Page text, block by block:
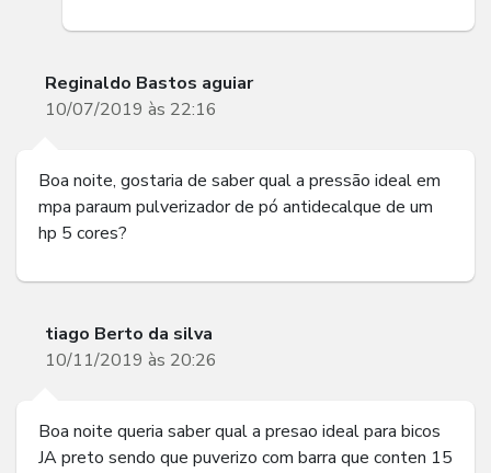
Reginaldo Bastos aguiar
10/07/2019 às 22:16
Boa noite, gostaria de saber qual a pressão ideal em
mpa paraum pulverizador de pó antidecalque de um
hp 5 cores?
tiago Berto da silva
10/11/2019 às 20:26
Boa noite queria saber qual a presao ideal para bicos
JA preto sendo que puverizo com barra que conten 15